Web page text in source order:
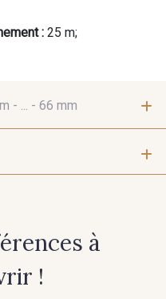
: 25 m;
- ... - 66 mm
à
!